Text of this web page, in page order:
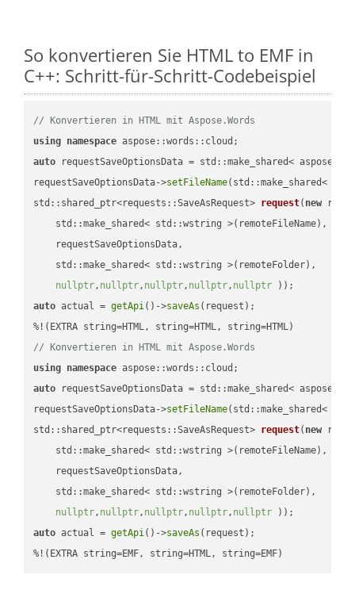
So konvertieren Sie HTML to EMF in
C++: Schritt-für-Schritt-Codebeispiel
// Konvertieren in HTML mit Aspose.Words
using namespace
auto requestSaveOptionsData = std::make_shared<
requestSaveOptionsData->setFileName(std::make_shared<
std::shared_ptr<requests::SaveAsRequest> request( new
    std::make_shared< std::wstring >(remoteFileName),
    requestSaveOptionsData,
    std::make_shared< std::wstring >(remoteFolder),
nullptr, nullptr, nullptr, nullptr, nullptr ))
auto actual = getApi()->saveAs (request);
// Konvertieren in HTML mit Aspose.Words
using namespace
auto requestSaveOptionsData = std::make_shared<
requestSaveOptionsData->setFileName(std::make_shared<
std::shared_ptr<requests::SaveAsRequest> request( new
    std::make_shared< std::wstring >(remoteFileName),
    requestSaveOptionsData,
    std::make_shared< std::wstring >(remoteFolder),
nullptr, nullptr, nullptr, nullptr, nullptr ))
auto actual = getApi()->saveAs (request);
%!(EXTRA string=EMF, string=HTML, string=EMF)